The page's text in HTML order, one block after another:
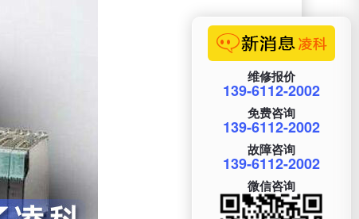
维修报价
139-6112-2002
免费咨询
139-6112-2002
故障咨询
139-6112-2002
微信咨询